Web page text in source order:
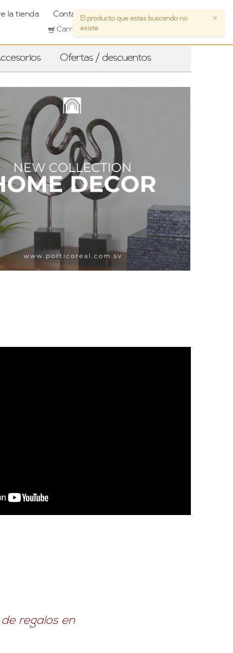
la tienda Contáctanos Bodas Pórtico Real
Carrito(0)
Ofertas / descuentos
regalos en